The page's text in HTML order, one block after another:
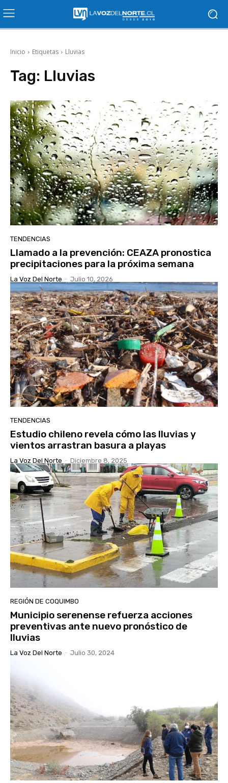
Inicio Etiquetas Lluvias
Tag: Lluvias
TENDENCIAS
Llamado a la prevención: CEAZA pronostica
precipitaciones para la próxima semana
La Voz Del Norte - Julio 10, 2026
TENDENCIAS
Estudio chileno revela cómo las lluvias y
vientos arrastran basura a playas
La Voz Del Norte - Diciembre 8, 2025
REGIÓN DE COQUIMBO
Municipio serenense refuerza acciones
preventivas ante nuevo pronóstico de
lluvias
La Voz Del Norte - Julio 30, 2024